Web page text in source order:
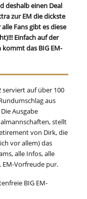
deshalb einen Deal
zur EM die dickste
Fans gibt es diese
Einfach auf der
das BIG EM-
serviert auf über 100
aus
Ausgabe
stellt
von Dirk, die
vor allem) das
alle Infos, alle
EM-Vorfreude pur.
BIG EM-